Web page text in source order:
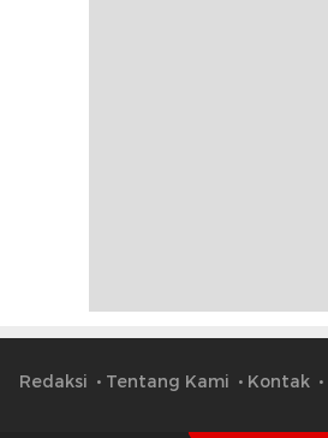
Redaksi Tentang Kami Kontak